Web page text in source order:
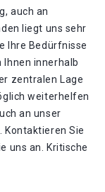
auch an
liegt uns sehr
Ihre Bedürfnisse
innerhalb
zentralen Lage
weiterhelfen
an unser
Kontaktieren Sie
uns an. Kritische